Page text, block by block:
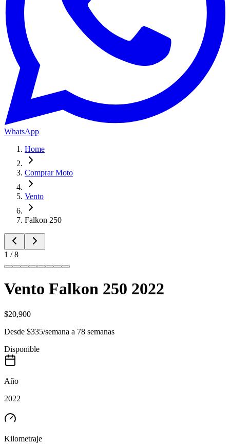
WhatsApp
Home
Comprar Moto
Vento
Falkon 250
1 /8
Vento Falkon 250 2022
$20,900
Desde $335/semana a 78 semanas
Disponible
Año
2022
Kilometraje